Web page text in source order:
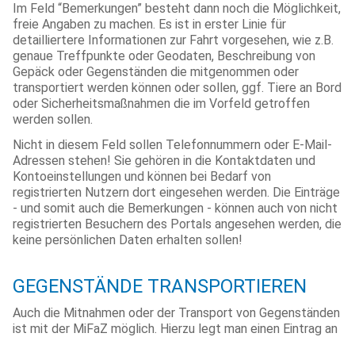
Im Feld “Bemerkungen” besteht dann noch die Möglichkeit,
freie Angaben zu machen. Es ist in erster Linie für
detailliertere Informationen zur Fahrt vorgesehen, wie z.B.
genaue Treffpunkte oder Geodaten, Beschreibung von
Gepäck oder Gegenständen die mitgenommen oder
transportiert werden können oder sollen, ggf. Tiere an Bord
oder Sicherheitsmaßnahmen die im Vorfeld getroffen
werden sollen.
Nicht in diesem Feld sollen Telefonnummern oder E-Mail-
Adressen stehen! Sie gehören in die Kontaktdaten und
Kontoeinstellungen und können bei Bedarf von
registrierten Nutzern dort eingesehen werden. Die Einträge
- und somit auch die Bemerkungen - können auch von nicht
registrierten Besuchern des Portals angesehen werden, die
keine persönlichen Daten erhalten sollen!
GEGENSTÄNDE TRANSPORTIEREN
Auch die Mitnahmen oder der Transport von Gegenständen
ist mit der MiFaZ möglich. Hierzu legt man einen Eintrag an